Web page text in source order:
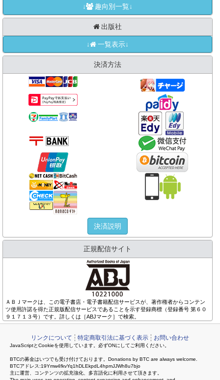
↓ 趣向別一覧↓
出版社
↓ 一覧表示↓
決済方法
決済説明
正規配信サイト
ＡＢＪマークは、この電子書店・電子書籍配信サービスが、著作権者からコンテン
ツ使用許諾を得た正規版配信サービスであることを示す登録商標（登録番号 第６０
９１７１３号）です。詳しくは［ABJマーク］で検索。
リンクについて 特定商取引法に基づく表示 お問い合わせ
JavaScriptとCookieを使用しています。必ずONにしてご利用ください。
BTCの募金はいつでも受け付けております。Donations by BTC are always welcome.
BTCアドレス:19Ymw4fkvYq1hDLEkpdL4hpmJJWh8u7bjo
主に運営、コンテンツの拡充強化、多言語化に利用させて頂きます。